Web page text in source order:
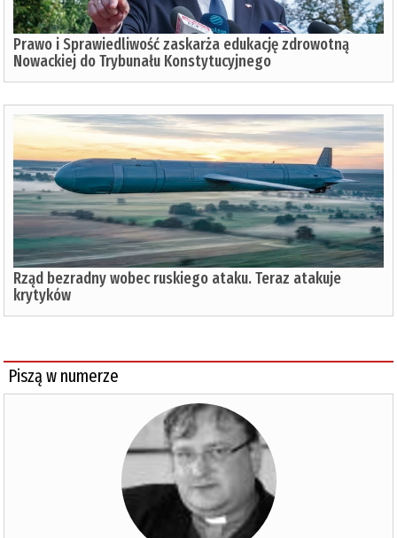
Prawo i Sprawiedliwość zaskarża edukację zdrowotną
Nowackiej do Trybunału Konstytucyjnego
Rząd bezradny wobec ruskiego ataku. Teraz atakuje
krytyków
Piszą w numerze